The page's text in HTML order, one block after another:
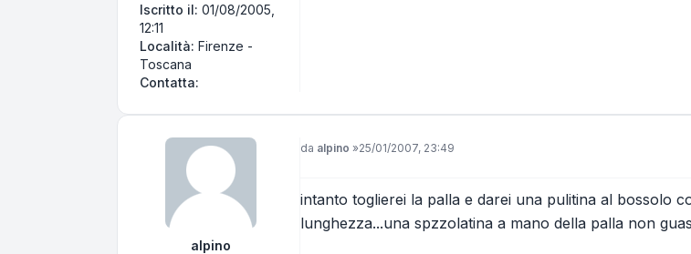
Iscritto il: 01/08/2005,
12:11
Località: Firenze -
Toscana
Contatta:
alpino
Messaggio
da alpino »25/01/2007, 23:49
intanto toglierei la palla e darei una pulitina al bossolo
lunghezza...una spzzolatina a mano della palla non